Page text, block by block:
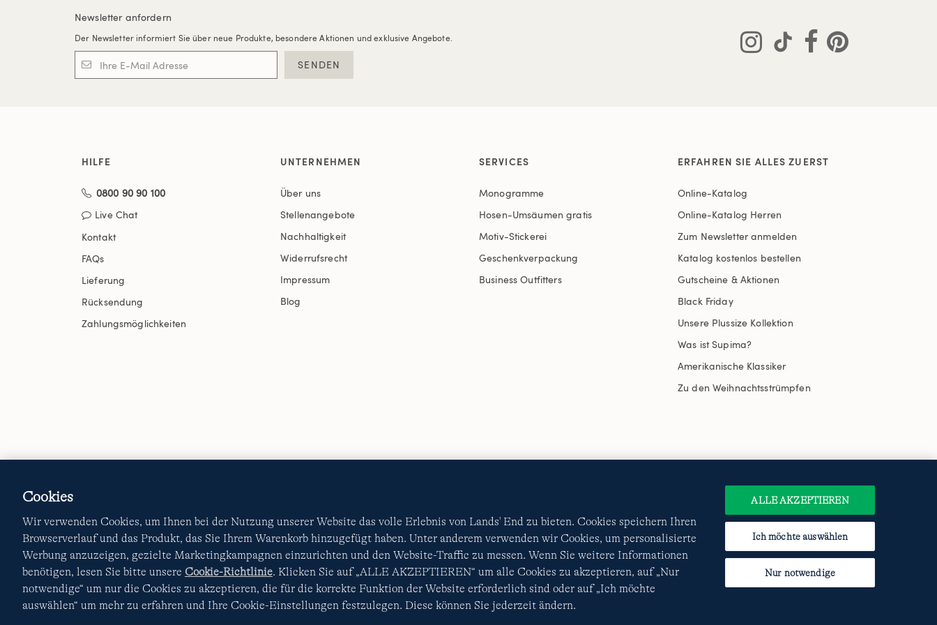
Newsletter anfordern
Der Newsletter informiert Sie über neue Produkte, besondere Aktionen und exklusive Angebote.
SENDEN
HILFE
0800 90 90 100
Live Chat
Kontakt
FAQs
Lieferung
Rücksendung
Zahlungsmöglichkeiten
UNTERNEHMEN
Über uns
Stellenangebote
Nachhaltigkeit
Widerrufsrecht
Impressum
Blog
SERVICES
Monogramme
Hosen-Umsäumen gratis
Motiv-Stickerei
Geschenkverpackung
Business Outfitters
ERFAHREN SIE ALLES ZUERST
Online-Katalog
Online-Katalog Herren
Zum Newsletter anmelden
Katalog kostenlos bestellen
Gutscheine & Aktionen
Black Friday
Unsere Plussize Kollektion
Was ist Supima?
Amerikanische Klassiker
Zu den Weihnachtsstrümpfen
Datenschutzerklärung
Cookies
Wir verwenden Cookies, um Ihnen bei der Nutzung unserer Website das volle Erlebnis von Lands' End zu bieten. Cookies speichern Ihren
Browserverlauf und das Produkt, das Sie Ihrem Warenkorb hinzugefügt haben. Unter anderem verwenden wir Cookies, um personalisierte
Werbung anzuzeigen, gezielte Marketingkampagnen einzurichten und den Website-Traffic zu messen. Wenn Sie weitere Informationen
benötigen, lesen Sie bitte unsere Cookie-Richtlinie. Klicken Sie auf „ALLE AKZEPTIEREN“ um alle Cookies zu akzeptieren, auf „Nur
notwendige“ um nur die Cookies zu akzeptieren, die für die korrekte Funktion der Website erforderlich sind oder auf „Ich möchte
auswählen“ um mehr zu erfahren und Ihre Cookie-Einstellungen festzulegen. Diese können Sie jederzeit ändern.
Ich möchte auswählen
Nur notwendige
ALLE AKZEPTIEREN